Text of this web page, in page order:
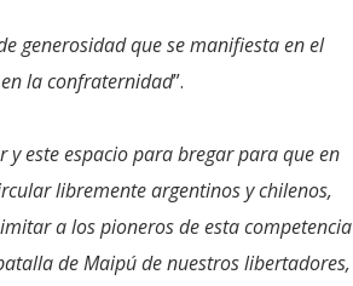
generosidad que se manifiesta en el
la confraternidad”.
y este espacio para bregar para que en
libremente argentinos y chilenos,
a los pioneros de esta competencia
de Maipú de nuestros libertadores,